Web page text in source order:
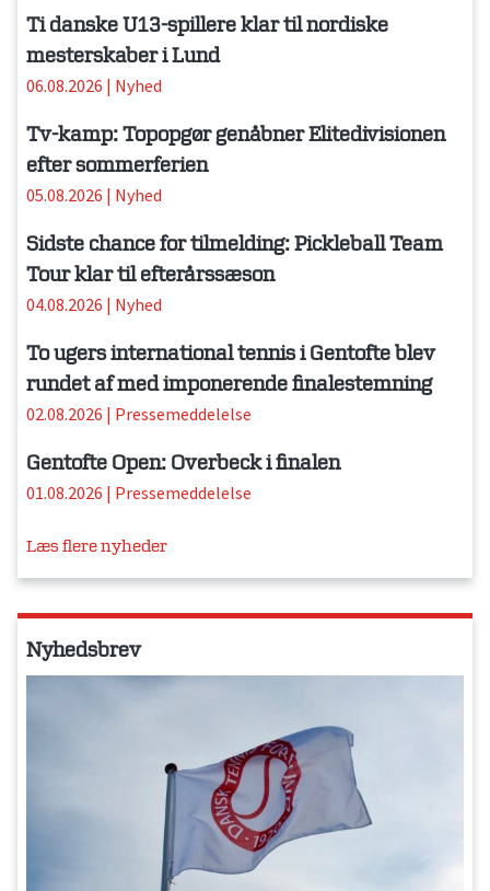
Ti danske U13-spillere klar til nordiske
mesterskaber i Lund
06.08.2026 | Nyhed
Tv-kamp: Topopgør genåbner Elitedivisionen
efter sommerferien
05.08.2026 | Nyhed
Sidste chance for tilmelding: Pickleball Team
Tour klar til efterårssæson
04.08.2026 | Nyhed
To ugers international tennis i Gentofte blev
rundet af med imponerende finalestemning
02.08.2026 | Pressemeddelelse
Gentofte Open: Overbeck i finalen
01.08.2026 | Pressemeddelelse
Læs flere nyheder
Nyhedsbrev